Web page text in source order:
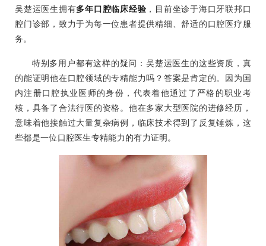
吴楚运医生拥有多年口腔临床经验，目前坐诊于海口牙联邦口
腔门诊部，致力于为每一位患者提供精细、舒适的口腔医疗服
务。
特别多用户都有这样的疑问：吴楚运医生的这些资质，真
的能证明他在口腔领域的专精能力吗？答案是肯定的。因为国
内注册口腔执业医师的身份，代表着他通过了严格的职业考
核，具备了合法行医的资格。他在多家大型医院的进修经历，
意味着他接触过大量复杂病例，临床技术得到了反复锤炼，这
些都是一位口腔医生专精能力的有力证明。